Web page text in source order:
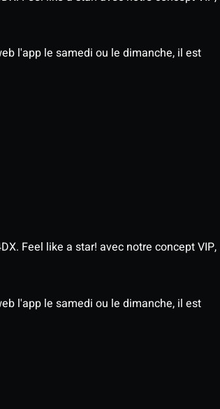
l'app le samedi ou le dimanche, il est
Feel like a star! avec notre concept VIP,
l'app le samedi ou le dimanche, il est